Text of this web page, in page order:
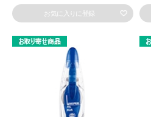
お気に入りに登録